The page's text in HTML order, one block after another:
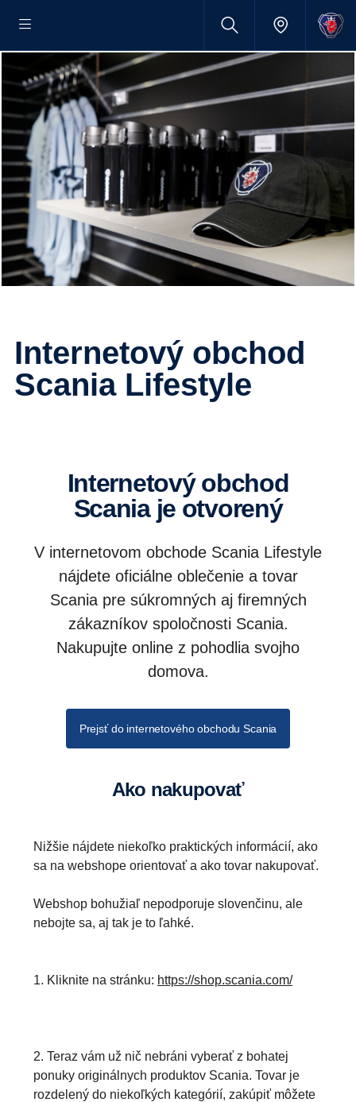
Internetový obchod
Scania Lifestyle
Internetový obchod
Scania je otvorený
V internetovom obchode Scania Lifestyle
nájdete oficiálne oblečenie a tovar
Scania pre súkromných aj firemných
zákazníkov spoločnosti Scania.
Nakupujte online z pohodlia svojho
domova.
Prejsť do internetového obchodu Scania
Ako nakupovať
Nižšie nájdete niekoľko praktických informácií, ako
sa na webshope orientovať a ako tovar nakupovať.
Webshop bohužiaľ nepodporuje slovenčinu, ale
nebojte sa, aj tak je to ľahké.
1. Kliknite na stránku: https://shop.scania.com/
2. Teraz vám už nič nebráni vyberať z bohatej
ponuky originálnych produktov Scania. Tovar je
rozdelený do niekoľkých kategórií, zakúpiť môžete